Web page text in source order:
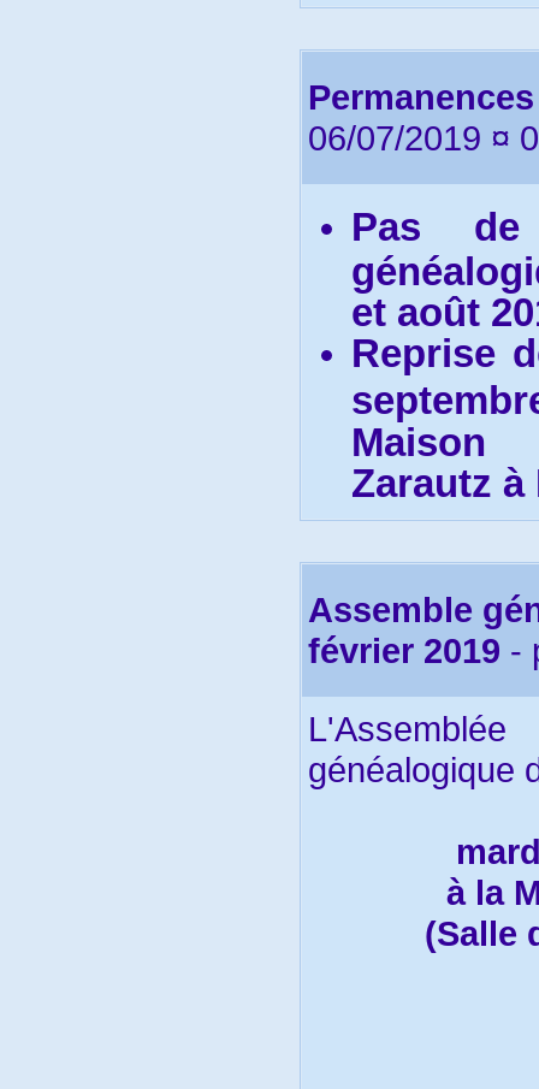
06/07/2019 ¤
Pas de
et août
Reprise
Maison
Zarautz à
Assemble
février 2019 -
généalogique
à la
(Salle